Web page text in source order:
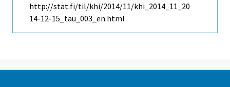
http://stat.fi/til/khi/2014/11/khi_2014_11_20
14-12-15_tau_003_en.html